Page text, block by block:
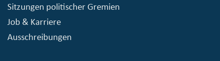
Sitzungen politischer Gremien
Job & Karriere
Ausschreibungen